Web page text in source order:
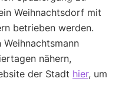
Weihnachtsdorf mit
betrieben werden.
nähern,
der Stadt hier, um